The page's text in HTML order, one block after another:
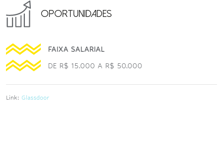
OPORTUNIDADES
FAIXA SALARIAL
DE R$ 15.000 A R$ 50.000
Link: Glassdoor